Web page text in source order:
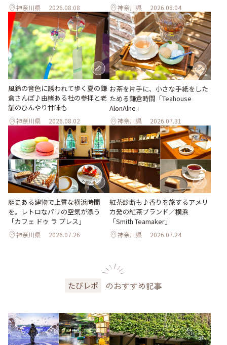
神奈川県 2026.08.08 神奈川県 2026.08.04
風鈴の音色に誘われて歩く夏の鎌
倉さんぽ♪由緒ある社の参拝と老
舗のひんやり甘味も
神奈川県 2026.08.02
お茶を片手に、小さな手紙をした
ためる鎌倉時間「Teahouse
AlonAlne」
神奈川県 2026.07.31
歴史ある建物で上質な横浜時間
を。レトロなパリの空気が漂う
「カフェ ドゥ ラ プレス」
神奈川県 2026.07.26
紅茶診断も♪香りを旅するアメリ
カ発の紅茶ブランド／横浜
「Smith Teamaker」
神奈川県 2026.07.24
たびレポ のおすすめ記事